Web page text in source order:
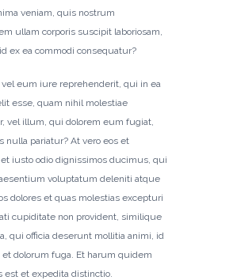
veniam, quis nostrum
ullam corporis suscipit laboriosam,
ex ea commodi consequatur?
eum iure reprehenderit, qui in ea
esse, quam nihil molestiae
vel illum, qui dolorem eum fugiat,
nulla pariatur? At vero eos et
iusto odio dignissimos ducimus, qui
voluptatum deleniti atque
dolores et quas molestias excepturi
cupiditate non provident, similique
qui officia deserunt mollitia animi, id
dolorum fuga. Et harum quidem
est et expedita distinctio.